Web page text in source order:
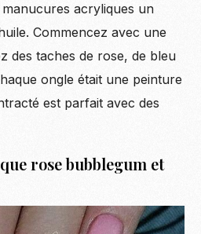
acryliques un
Commencez avec une
des taches de rose, de bleu
ongle était une peinture
est parfait avec des
rose bubblegum et